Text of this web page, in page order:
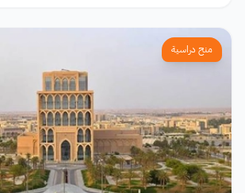
منح دراسية